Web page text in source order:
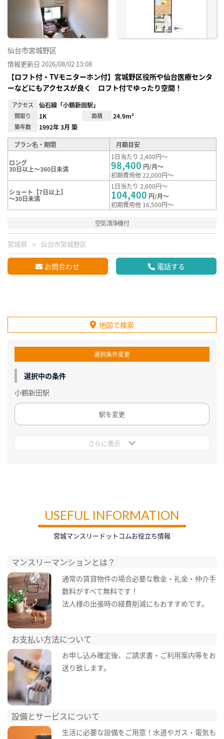
仙台市宮城野区
情報更新日 2026/08/02 13:08
【ロフト付・TVモニターホン付】宮城野区役所や仙台医療センタ
ーなどにもアクセスが良く ロフト付でゆったり空間！
アクセス 仙石線「小鶴新田駅」
間取り 1K 面積 24.9m²
築年数 1992年 3月 築
プラン名・期間 月額目安
ロング
30日以上～360日未満
1日当たり 2,400円～
98,400 円/月～
初期費用他 22,000円～
ショート【7日以上】
～30日未満
1日当たり 2,600円～
104,400 円/月～
初期費用他 16,500円～
空気清浄機付
宮城県 仙台市宮城野区
お問合わせ 電話する
地図で検索
選択条件変更
選択中の条件
小鶴新田駅
駅を変更
さらに表示
USEFUL INFORMATION
宮城マンスリードットコムお役立ち情報
マンスリーマンションとは？
通常の賃貸物件の場合必要な敷金・礼金・仲介手
数料がすべて無料です！
法人様の出張時の経費削減にもおすすめです。
お支払い方法について
お申し込み確定後、ご請求書・ご利用案内等をお
送り致します。
設備とサービスについて
生活に必要な設備をご用意！水道やガス・電気も